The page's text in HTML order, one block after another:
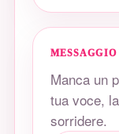
Manca un
tua voce,
sorridere.